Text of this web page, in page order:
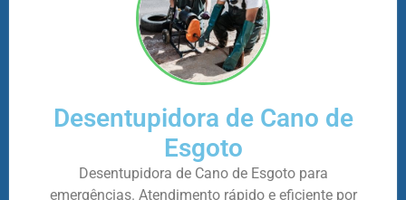
Desentupidora de Cano de
Esgoto
Desentupidora de Cano de Esgoto para
emergências. Atendimento rápido e eficiente por